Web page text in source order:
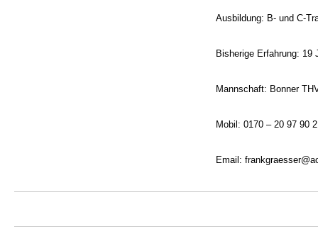
Ausbildung: B- und C-
Bisherige Erfahrung: 19
Mannschaft: Bonner
Mobil: 0170 – 20 97 90 2
Email: